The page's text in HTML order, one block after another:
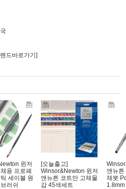
드바로가기]
윈저
용 프로페
세이블 원
러쉬
[오늘출고]
Winsor&Newton 윈저
앤뉴튼 코트만 고체물
감 45색세트
앤뉴튼
채붓
1.8mm